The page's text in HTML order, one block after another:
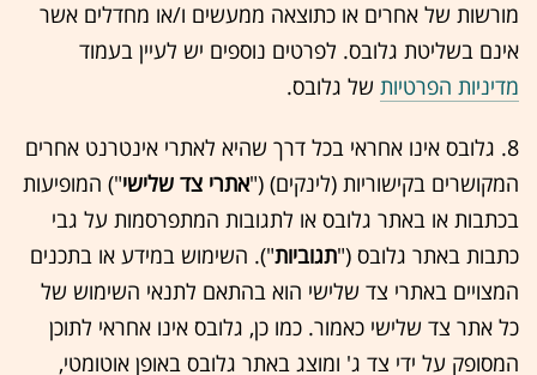
מורשות של אחרים או כתוצאה ממעשים ו/או מחדלים אשר
אינם בשליטת גלובס. לפרטים נוספים יש לעיין בעמוד
מדיניות הפרטיות של גלובס.
8. גלובס אינו אחראי בכל דרך שהיא לאתרי אינטרנט אחרים
המקושרים בקישוריות (לינקים) ("אתרי צד שלישי") המופיעות
בכתבות או באתר גלובס או לתגובות המתפרסמות על גבי
כתבות באתר גלובס ("תגוביות"). השימוש במידע או בתכנים
המצויים באתרי צד שלישי הוא בהתאם לתנאי השימוש של
כל אתר צד שלישי כאמור. כמו כן, גלובס אינו אחראי לתוכן
המסופק על ידי צד ג' ומוצג באתר גלובס באופן אוטומטי,